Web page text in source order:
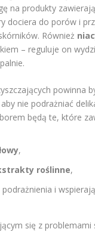
na produkty
dociera do porów i
Również
– reguluje on
powinna
nie podrażniać
będą te, które
,
roślinne,
podrażnienia i
się z problemami